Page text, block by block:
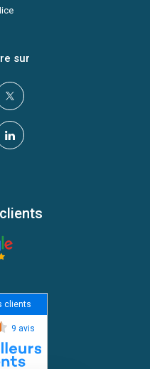
Nice
sur
clients
9 avis